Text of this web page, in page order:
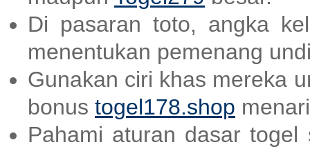
Di pasaran toto, angka
menentukan pemenang
Gunakan ciri khas mereka
bonus togel178.shop
Pahami aturan dasar